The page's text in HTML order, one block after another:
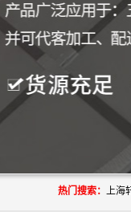
热门搜索：